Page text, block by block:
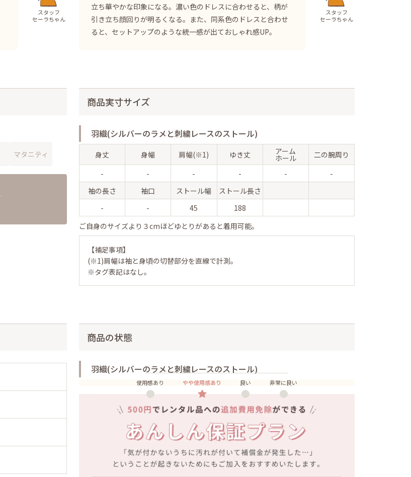
スタッフ
セーラちゃん
立ち華やかな印象になる。濃い色のドレスに合わせると、柄が
引き立ち顔回りが明るくなる。また、同系色のドレスと合わせ
ると、セットアップのような統一感が出ておしゃれ感UP。
スタッフ
セーラちゃん
マタニティ
商品実寸サイズ
羽織(シルバーのラメと刺繍レースのストール)
身丈 身幅 肩幅(※1) ゆき丈 アーム
ホール
二の腕周り
-
- - - -
-
袖の長さ
袖口 ストール幅
ストール長さ
-
- 45
188
ご自身のサイズより３cmほどゆとりがあると着用可能。
【補足事項】
(※1)肩幅は袖と身頃の切替部分を直線で計測。
※タグ表記はなし。
商品の状態
羽織(シルバーのラメと刺繍レースのストール)
使用感あり やや使用感あり 良い 非常に良い